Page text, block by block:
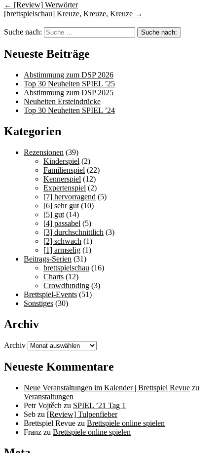
← [Review] Werwörter
[brettspielschau] Kreuze, Kreuze, Kreuze →
Suche nach:
Neueste Beiträge
Abstimmung zum DSP 2026
Top 30 Neuheiten SPIEL ’25
Abstimmung zum DSP 2025
Neuheiten Ersteindrücke
Top 30 Neuheiten SPIEL ’24
Kategorien
Rezensionen (39)
Kinderspiel (2)
Familienspiel (22)
Kennerspiel (12)
Expertenspiel (2)
[7] hervorragend (5)
[6] sehr gut (10)
[5] gut (14)
[4] passabel (5)
[3] durchschnittlich (3)
[2] schwach (1)
[1] armselig (1)
Beitrags-Serien (31)
brettspielschau (16)
Charts (12)
Crowdfunding (3)
Brettspiel-Events (51)
Sonstiges (30)
Archiv
Archiv
Neueste Kommentare
Neue Veranstaltungen im Kalender | Brettspiel Revue zu
Veranstaltungen
Petr Vojtěch zu SPIEL ’21 Tag 1
Seb zu [Review] Tulpenfieber
Brettspiel Revue zu Brettspiele online spielen
Franz zu Brettspiele online spielen